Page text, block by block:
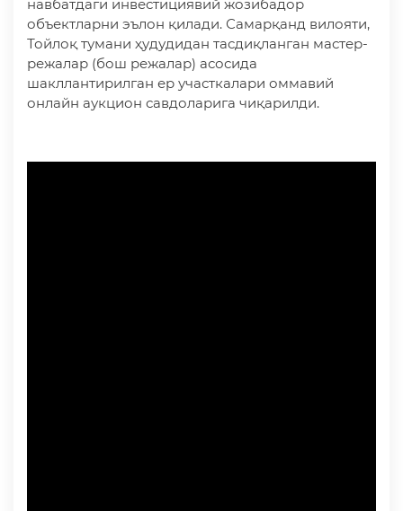
навбатдаги инвестициявий жозибадор
объектларни эълон қилади. Самарқанд вилояти,
Тойлоқ тумани ҳудудидан тасдиқланган мастер-
режалар (бош режалар) асосида
шакллантирилган ер участкалари оммавий
онлайн аукцион савдоларига чиқарилди.